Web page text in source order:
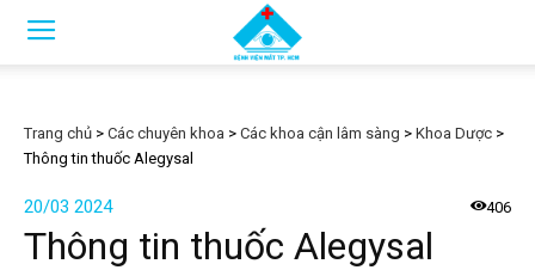
Trang chủ > Các chuyên khoa > Các khoa cận lâm sàng > Khoa Dược >
Thông tin thuốc Alegysal
20/03 2024 406
Thông tin thuốc Alegysal